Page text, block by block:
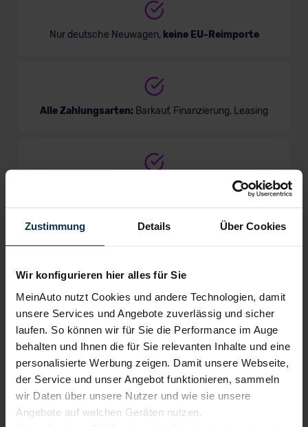
Zustimmung Details Über Cookies
Wir konfigurieren hier alles für Sie
MeinAuto nutzt Cookies und andere Technologien, damit
unsere Services und Angebote zuverlässig und sicher
laufen. So können wir für Sie die Performance im Auge
behalten und Ihnen die für Sie relevanten Inhalte und eine
personalisierte Werbung zeigen. Damit unsere Webseite,
der Service und unser Angebot funktionieren, sammeln
wir Daten über unsere Nutzer und wie sie unsere
Angebote auf welchen Geräten nutzen.
Nur deutsche Neuwagen, keine EU-Reimporte
Alle Zahlungsarten: Barkauf, Finanzierung, Leasing
Unser Service ist für dich 100%
Wir sind stolz auf eine hohe
Kundenzufriedenheit!
MeinAuto.de hat langjährige Erfahrungen auf dem
Neuwagenmarkt in Deutschland. Unsere Kunden haben
dadurch ihr Wunschauto zum Top-Rabatt erhalten und
bewerten unsere Arbeit positiv.
Sehen Sie sich unsere Bewertungen an: